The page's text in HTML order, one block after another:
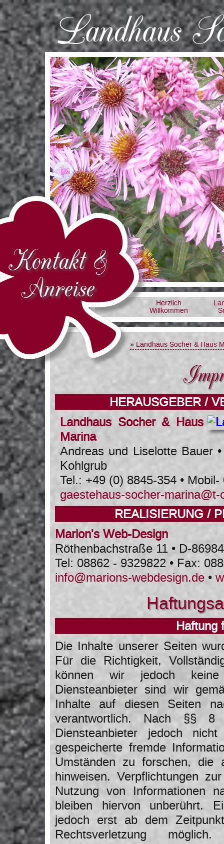
Landhaus
Kontakt &
Anreise
Herzlich
Willkommen
» Landhaus Socher & Haus
HERAUSGEBER /
Landhaus Socher & Haus
Marina
Andreas und Liselotte Bauer
Kohlgrub
Tel.: +49 (0) 8845-354 •
gaestehaus-socher-marina@t-
REALISIERUNG /
Marion's Web-Design
Röthenbachstraße 11 • D-
Tel: 08862 - 9329822 • Fax:
info@marions-webdesign.de •
Haftung
Die Inhalte unserer Seiten
Für die Richtigkeit,
können wir jedoch
Diensteanbieter sind wir
Inhalte auf diesen Seiten
verantwortlich. Nach §§
Diensteanbieter jedoch
gespeicherte fremde
Umständen zu forschen, die
hinweisen. Verpflichtungen
Nutzung von Informationen
bleiben hiervon unberührt.
jedoch erst ab dem
Rechtsverletzung